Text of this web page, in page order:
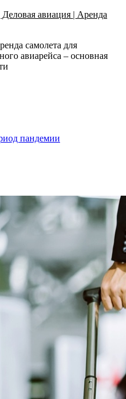
Деловая авиация | Аренда
самолета для
авиарейса – основная
пандемии